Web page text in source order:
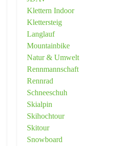
Klettern Indoor
Klettersteig
Langlauf
Mountainbike
Natur & Umwelt
Rennmannschaft
Rennrad
Schneeschuh
Skialpin
Skihochtour
Skitour
Snowboard